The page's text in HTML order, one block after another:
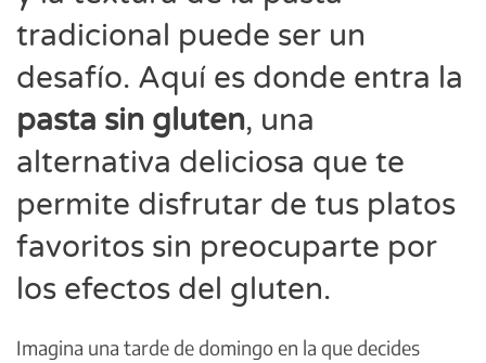
tradicional puede ser un
desafío. Aquí es donde entra la
pasta sin gluten, una
alternativa deliciosa que te
permite disfrutar de tus platos
favoritos sin preocuparte por
los efectos del gluten.
Imagina una tarde de domingo en la que decides